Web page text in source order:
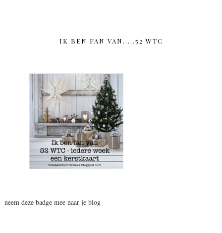
IK BEN FAN VAN.....52 WTC
neem deze badge mee naar je blog